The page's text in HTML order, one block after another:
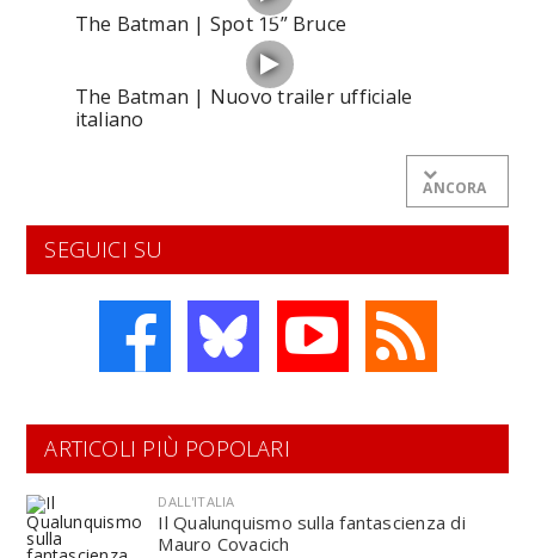
The Batman | Spot 15” Bruce
The Batman | Nuovo trailer ufficiale
italiano
ANCORA
SEGUICI SU
ARTICOLI PIÙ POPOLARI
DALL'ITALIA
Il Qualunquismo sulla fantascienza di
Mauro Covacich